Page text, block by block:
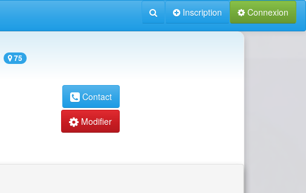
Connexion
Inscription
75
Contact
Modifier